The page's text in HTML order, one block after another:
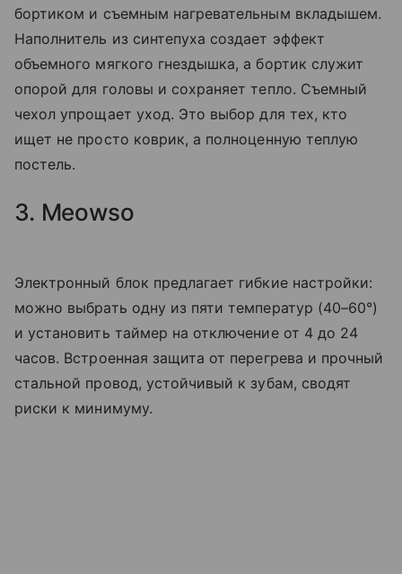
бортиком и съемным нагревательным вкладышем.
Наполнитель из синтепуха создает эффект
объемного мягкого гнездышка, а бортик служит
опорой для головы и сохраняет тепло. Съемный
чехол упрощает уход. Это выбор для тех, кто
ищет не просто коврик, а полноценную теплую
постель.
3. Meowso
Электронный блок предлагает гибкие настройки:
можно выбрать одну из пяти температур (40–60°)
и установить таймер на отключение от 4 до 24
часов. Встроенная защита от перегрева и прочный
стальной провод, устойчивый к зубам, сводят
риски к минимуму.